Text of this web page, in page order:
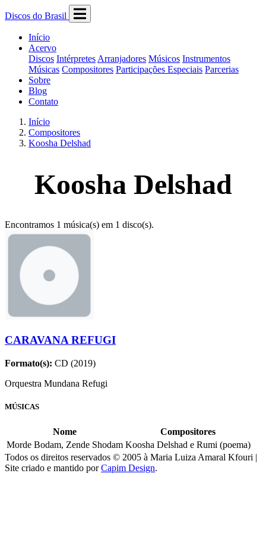
Discos do Brasil
Início
Acervo
Discos Intérpretes Arranjadores Músicos Instrumentos
Músicas Compositores Participações Especiais Parcerias
Sobre
Blog
Contato
Início
Compositores
Koosha Delshad
Koosha Delshad
Encontramos 1 música(s) em 1 disco(s).
CARAVANA REFUGI
Formato(s): CD (2019)
Orquestra Mundana Refugi
MÚSICAS
Nome
Compositores
Morde Bodam, Zende Shodam Koosha Delshad e Rumi (poema)
Todos os direitos reservados © 2005 à Maria Luiza Amaral Kfouri |
Site criado e mantido porCapim Design.